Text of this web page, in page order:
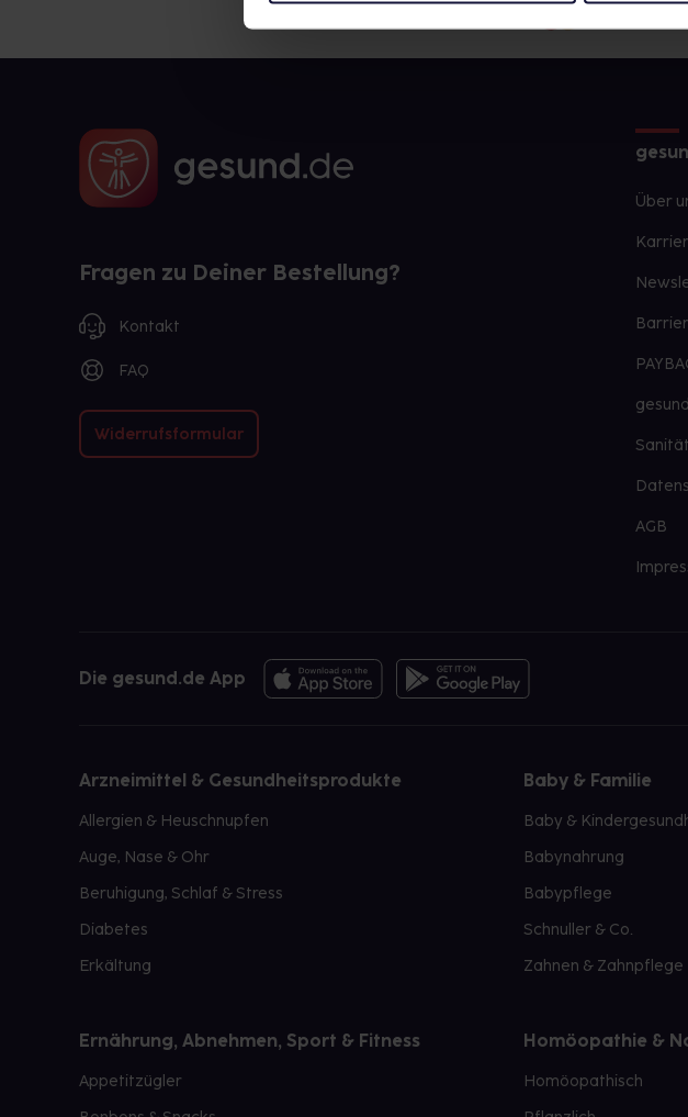
Fragen zu Deiner Bestellung?
Kontakt
FAQ
Widerrufsformular
Über
AGB
Die gesund.de App
Arzneimittel & Gesundheitsprodukte
Allergien & Heuschnupfen
Auge, Nase & Ohr
Beruhigung, Schlaf & Stress
Diabetes
Erkältung
Baby & Familie
Baby &
Babynahrung
Babypflege
Schnuller & Co.
Zahnen & Zahnpflege
Ernährung, Abnehmen, Sport & Fitness
Appetitzügler
Homöopathie &
Homöopathisch